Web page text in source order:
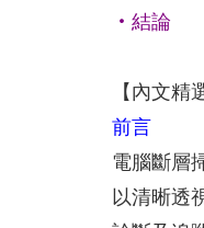
‧結論
【內文精
前言
電腦斷層
以清晰透